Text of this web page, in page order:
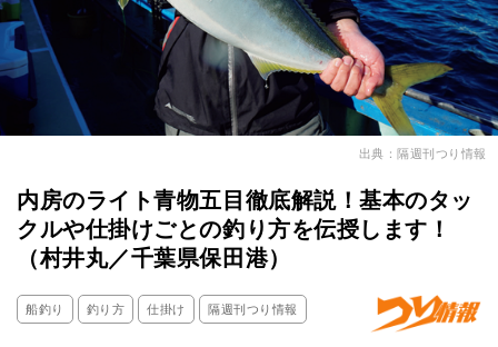
出典：隔週刊つり情報
内房のライト青物五目徹底解説！基本のタッ
クルや仕掛けごとの釣り方を伝授します！
（村井丸／千葉県保田港）
船釣り 釣り方 仕掛け 隔週刊つり情報